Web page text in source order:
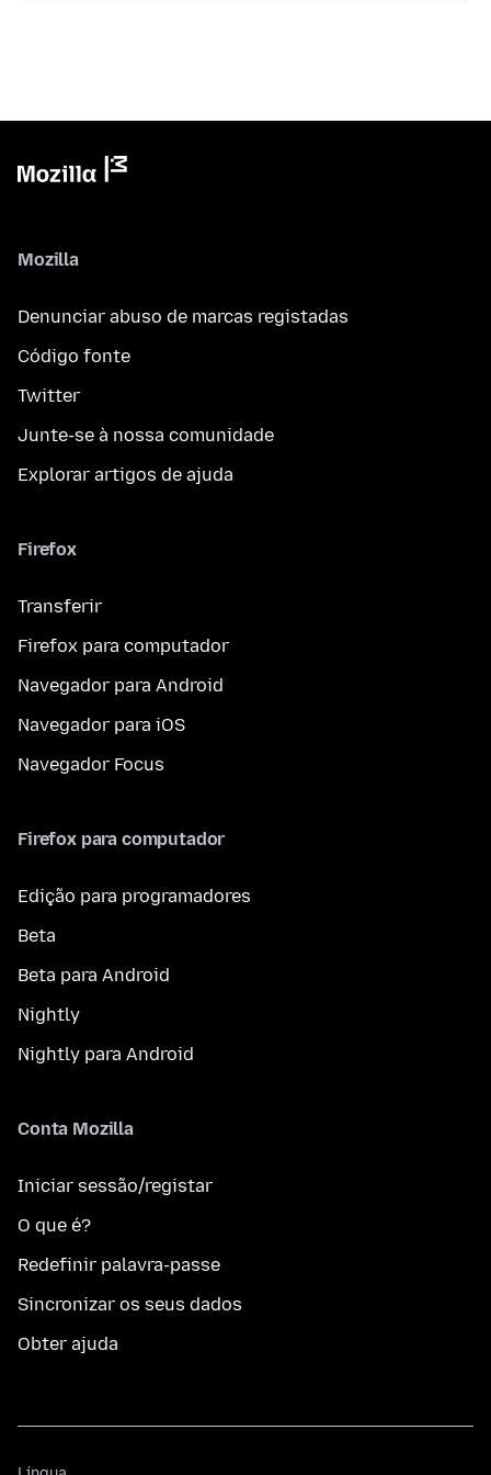
Mozilla
Denunciar abuso de marcas registadas
Código fonte
Twitter
Junte-se à nossa comunidade
Explorar artigos de ajuda
Firefox
Transferir
Firefox para computador
Navegador para Android
Navegador para iOS
Navegador Focus
Firefox para computador
Edição para programadores
Beta
Beta para Android
Nightly
Nightly para Android
Conta Mozilla
Iniciar sessão/registar
O que é?
Redefinir palavra-passe
Sincronizar os seus dados
Obter ajuda